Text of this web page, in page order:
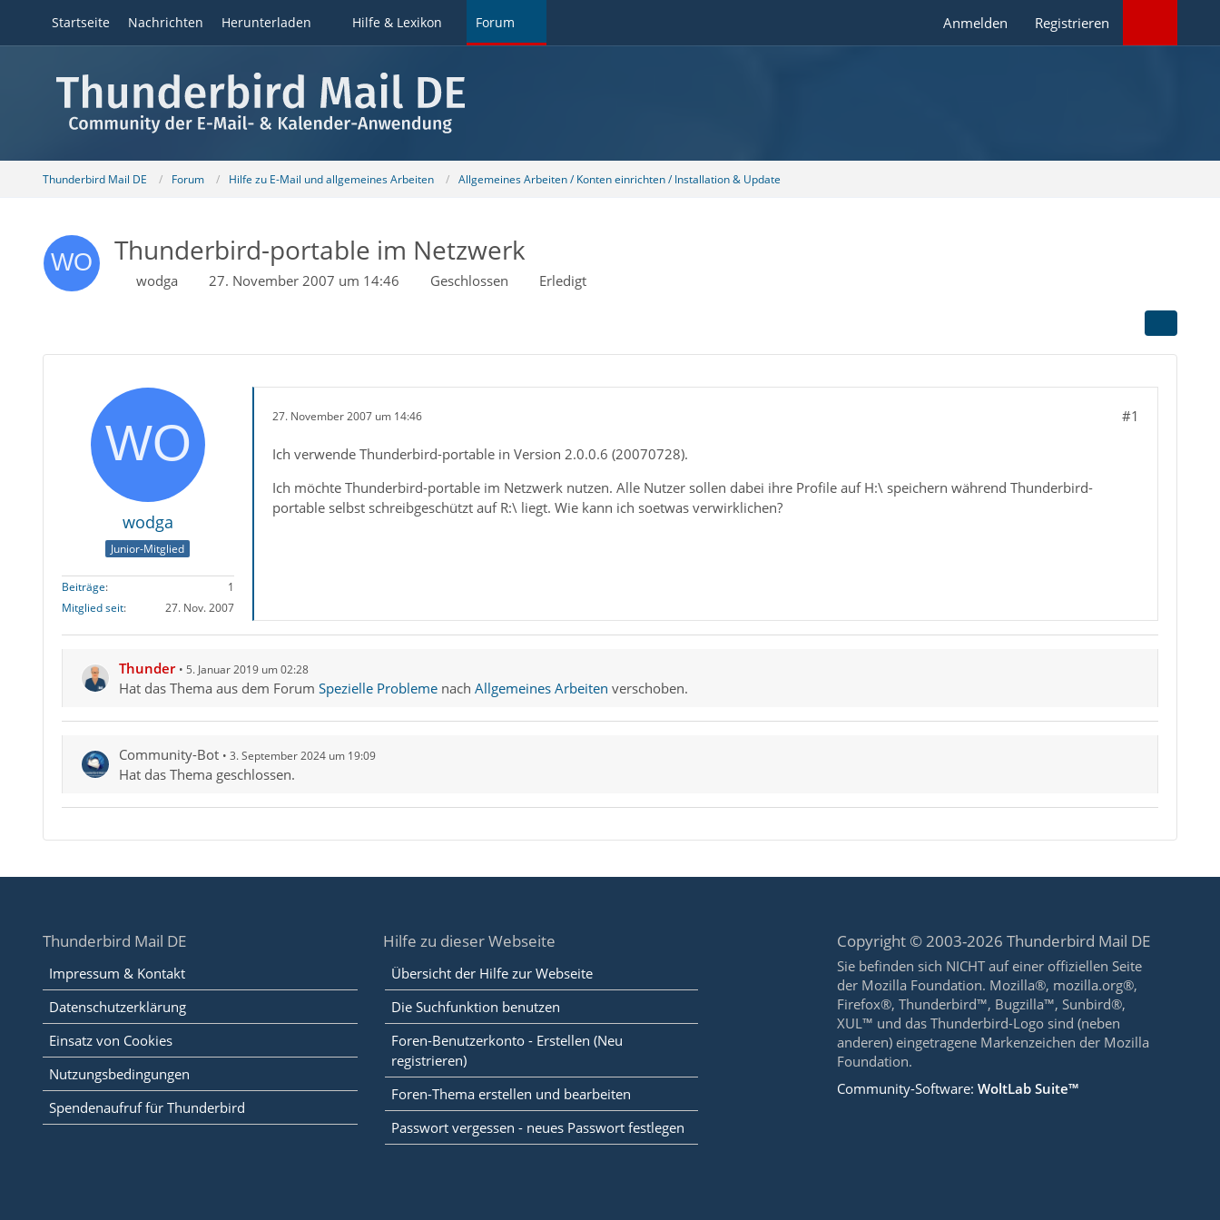
Startseite Nachrichten Herunterladen Hilfe & Lexikon Forum Anmelden Registrieren
Thunderbird Mail DE Forum Hilfe zu E-Mail und allgemeines Arbeiten Allgemeines Arbeiten / Konten einrichten / Installation & Update
Thunderbird-portable im Netzwerk
wodga 27. November 2007 um 14:46 Geschlossen Erledigt
wodga
Junior-Mitglied
Beiträge
1
Mitglied seit
27. Nov. 2007
27. November 2007 um 14:46 #1
Ich verwende Thunderbird-portable in Version 2.0.0.6 (20070728).
Ich möchte Thunderbird-portable im Netzwerk nutzen. Alle Nutzer sollen dabei ihre Profile auf H:\ speichern während Thunderbird-
portable selbst schreibgeschützt auf R:\ liegt. Wie kann ich soetwas verwirklichen?
Thunder 5. Januar 2019 um 02:28
Hat das Thema aus dem Forum Spezielle Problemenach Allgemeines Arbeiten verschoben.
Community-Bot 3. September 2024 um 19:09
Hat das Thema geschlossen.
Thunderbird Mail DE
Impressum & Kontakt
Datenschutzerklärung
Einsatz von Cookies
Nutzungsbedingungen
Spendenaufruf für Thunderbird
Hilfe zu dieser Webseite
Übersicht der Hilfe zur Webseite
Die Suchfunktion benutzen
Foren-Benutzerkonto - Erstellen (Neu
registrieren)
Foren-Thema erstellen und bearbeiten
Passwort vergessen - neues Passwort festlegen
Copyright © 2003-2026 Thunderbird Mail DE
Sie befinden sich NICHT auf einer offiziellen Seite
der Mozilla Foundation. Mozilla®, mozilla.org®,
Firefox®, Thunderbird™, Bugzilla™, Sunbird®,
XUL™ und das Thunderbird-Logo sind (neben
anderen) eingetragene Markenzeichen der Mozilla
Foundation.
Community-Software:WoltLab Suite™